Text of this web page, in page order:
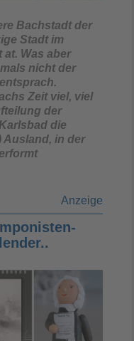
&eRecht24
Bachstadt der
Stadt im
Was aber
nicht der
Zeit viel, viel
der
die
Ausland, in der
Anzeige